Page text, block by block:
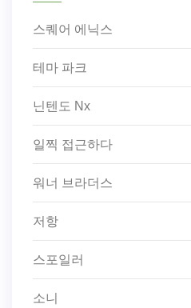
스퀘어 에닉스
테마 파크
닌텐도 Nx
일찍 접근하다
워너 브라더스
저항
스포일러
소니